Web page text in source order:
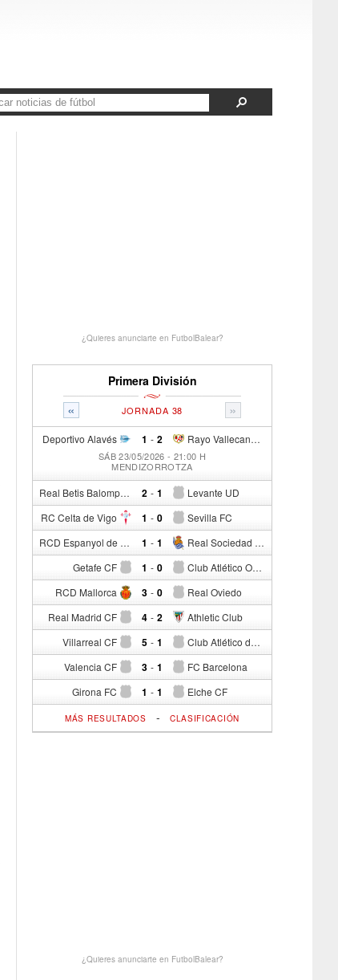
¿Quieres anunciarte en FutbolBalear?
Primera División
« »
JORNADA 38
Deportivo Alavés 1 - Rayo Vallecano de Madrid
2
SÁB 23/05/2026 - 21:00 H
MENDIZORROTZA
Real Betis Balompié 2 - Levante UD
1
RC Celta de Vigo 1 - Sevilla FC
0
RCD Espanyol de Barcelona 1 - Real Sociedad de Fútbol
1
Getafe CF 1 - Club Atlético Osasuna
0
RCD Mallorca 3 - Real Oviedo
0
Real Madrid CF 4 - Athletic Club
2
Villarreal CF 5 - Club Atlético de Madrid
1
Valencia CF 3 - FC Barcelona
1
Girona FC 1 - Elche CF
1
MÁS RESULTADOS - CLASIFICACIÓN
¿Quieres anunciarte en FutbolBalear?